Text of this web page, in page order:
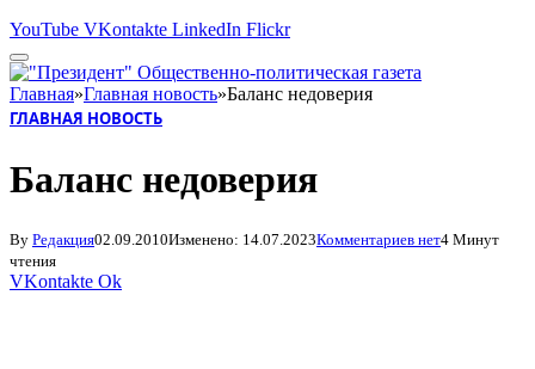
YouTube VKontakte LinkedIn Flickr
Главная»Главная новость»Баланс недоверия
ГЛАВНАЯ НОВОСТЬ
Баланс недоверия
By Редакция02.09.2010Изменено: 14.07.2023Комментариев нет4 Минут
чтения
VKontakte Ok